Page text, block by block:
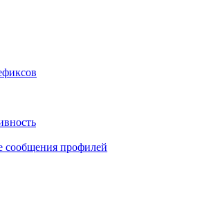
сообщения профилей